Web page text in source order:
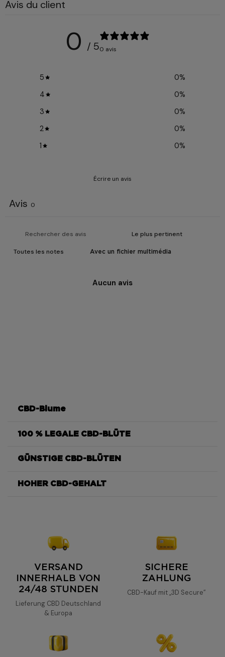
Avis du client
0 / 50 avis
5 0%
4
0%
3
0%
2
0%
1
0%
Écrire un avis
Avis 0
Avec un fichier multimédia
Aucun avis
CBD-Blume
hochkonzentrierte CBD-Blüte
sorgfältig ausgewählten Hanfblüten
natürlicher Terpenreichtum
aromatisches
hohen Konzentration von 85
% CBD
intensiver Entspannung
ausgewogenen Aromaprofil
100 % LEGALE CBD-BLÜTE
GÜNSTIGE CBD-BLÜTEN
HOHER CBD-GEHALT
VERSAND
INNERHALB VON
24/48 STUNDEN
Lieferung CBD Deutschland
& Europa
SICHERE
ZAHLUNG
CBD-Kauf mit „3D Secure”